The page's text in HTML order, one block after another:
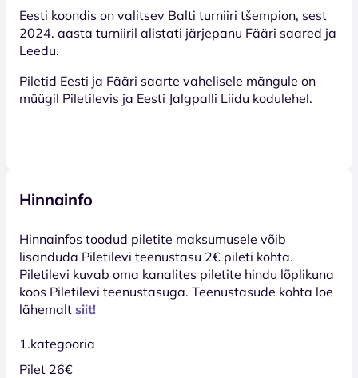
Eesti koondis on valitsev Balti turniiri tšempion, sest
2024. aasta turniiril alistati järjepanu Fääri saared ja
Leedu.
Piletid Eesti ja Fääri saarte vahelisele mängule on
müügil Piletilevis ja Eesti Jalgpalli Liidu kodulehel.
Hinnainfo
Hinnainfos toodud piletite maksumusele võib
lisanduda Piletilevi teenustasu 2€ pileti kohta.
Piletilevi kuvab oma kanalites piletite hindu lõplikuna
koos Piletilevi teenustasuga. Teenustasude kohta loe
lähemalt siit!
1.kategooria
Pilet 26€